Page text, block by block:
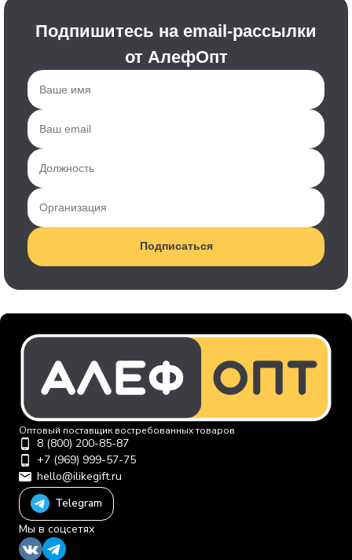
Подпишитесь на email-рассылки
от АлефОпт
Подписаться
Оптовый поставщик востребованных товаров
8 (800) 200-85-87
+7 (969) 999-57-75
hello@ilikegift.ru
Telegram
Мы в соцсетях